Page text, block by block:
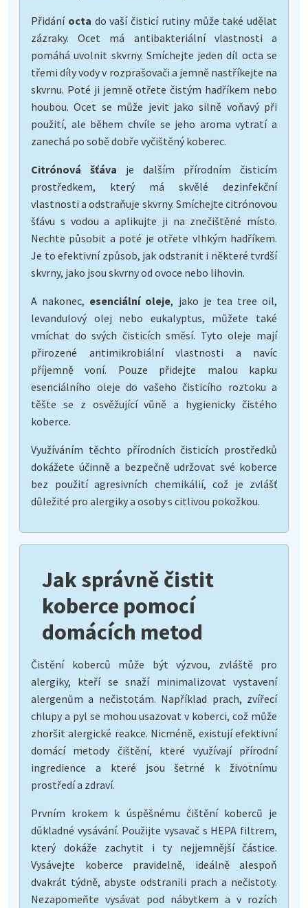
Přidání octa do vaší čisticí rutiny může také udělat
zázraky. Ocet má antibakteriální vlastnosti a
pomáhá uvolnit skvrny. Smíchejte jeden díl octa se
třemi díly vody v rozprašovači a jemně nastříkejte na
skvrnu. Poté ji jemně otřete čistým hadříkem nebo
houbou. Ocet se může jevit jako silně voňavý při
použití, ale během chvíle se jeho aroma vytratí a
zanechá po sobě dobře vyčištěný koberec.
Citrónová šťáva je dalším přírodním čisticím
prostředkem, který má skvělé dezinfekční
vlastnosti a odstraňuje skvrny. Smíchejte citrónovou
šťávu s vodou a aplikujte ji na znečištěné místo.
Nechte působit a poté je otřete vlhkým hadříkem.
Je to efektivní způsob, jak odstranit i některé tvrdší
skvrny, jako jsou skvrny od ovoce nebo lihovin.
A nakonec, esenciální oleje, jako je tea tree oil,
levandulový olej nebo eukalyptus, můžete také
vmíchat do svých čisticích směsí. Tyto oleje mají
přirozené antimikrobiální vlastnosti a navíc
příjemně voní. Pouze přidejte malou kapku
esenciálního oleje do vašeho čisticího roztoku a
těšte se z osvěžující vůně a hygienicky čistého
koberce.
Využíváním těchto přírodních čisticích prostředků
dokážete účinně a bezpečně udržovat své koberce
bez použití agresivních chemikálií, což je zvlášť
důležité pro alergiky a osoby s citlivou pokožkou.
Jak správně čistit
koberce pomocí
domácích metod
Čistění koberců může být výzvou, zvláště pro
alergiky, kteří se snaží minimalizovat vystavení
alergenům a nečistotám. Například prach, zvířecí
chlupy a pyl se mohou usazovat v koberci, což může
zhoršit alergické reakce. Nicméně, existují efektivní
domácí metody čištění, které využívají přírodní
ingredience a které jsou šetrné k životnímu
prostředí a zdraví.
Prvním krokem k úspěšnému čištění koberců je
důkladné vysávání. Použijte vysavač s HEPA filtrem,
který dokáže zachytit i ty nejjemnější částice.
Vysávejte koberce pravidelně, ideálně alespoň
dvakrát týdně, abyste odstranili prach a nečistoty.
Nezapomeňte vysávat pod nábytkem a v rozích